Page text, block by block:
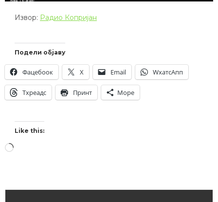
Извор: Радио Копријан
Подели објаву
Фацебоок X Email WхатсАпп
Тхреадс Принт Море
Like this: